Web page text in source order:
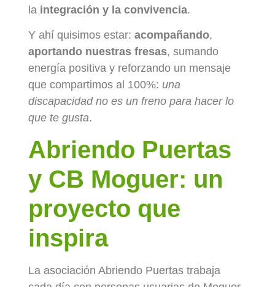
la integración y la convivencia.
Y ahí quisimos estar: acompañando,
aportando nuestras fresas, sumando
energía positiva y reforzando un mensaje
que compartimos al 100%: una
discapacidad no es un freno para hacer lo
que te gusta.
Abriendo Puertas
y CB Moguer: un
proyecto que
inspira
La asociación Abriendo Puertas trabaja